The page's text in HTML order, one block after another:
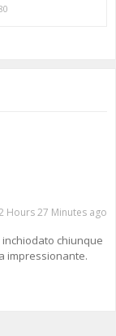
Hours 27 Minutes ago
chiunque
impressionante.